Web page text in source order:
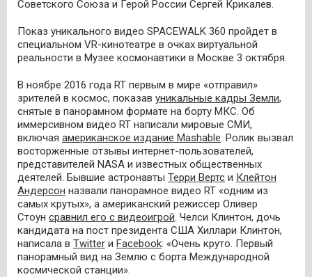
Советского Союза и Герой России Сергей Крикалев.
Показ уникального видео SPACEWALK 360 пройдет в
специальном VR-кинотеатре в очках виртуальной
реальности в Музее космонавтики в Москве 3 октября.
В ноябре 2016 года RT первым в мире «отправил»
зрителей в космос, показав уникальные кадры Земли,
снятые в панорамном формате на борту МКС. Об
иммерсивном видео RT написали мировые СМИ,
включая американское издание Mashable. Ролик вызвал
восторженные отзывы интернет-пользователей,
представителей NASA и известных общественных
деятелей. Бывшие астронавты Терри Вертс и Клейтон
Андерсон назвали панорамное видео RT «одним из
самых крутых», а американский режиссер Оливер
Стоун сравнил его с видеоигрой. Челси Клинтон, дочь
кандидата на пост президента США Хиллари Клинтон,
написала в Twitter и Facebook: «Очень круто. Первый
панорамный вид на Землю с борта Международной
космической станции».